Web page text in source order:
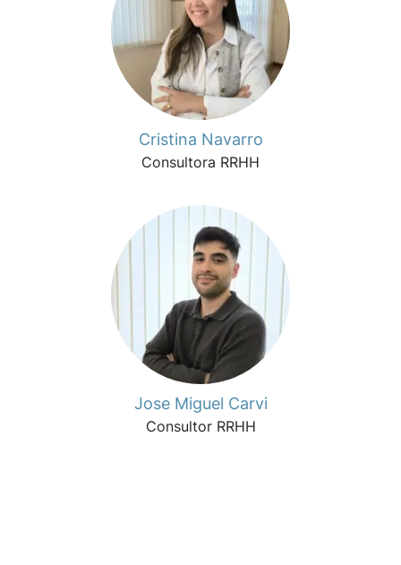
Cristina Navarro
Consultora RRHH
Jose Miguel Carvi
Consultor RRHH